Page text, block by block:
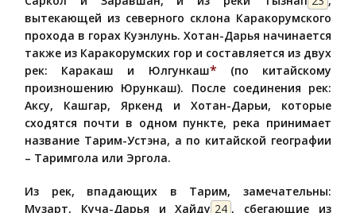
вытекающей из северного склона Каракорумского
прохода в горах Куэнлунь. Хотан-Дарья начинается
также из Каракорумских гор и составляется из двух
рек: Каракаш и Юлгункаш* (по китайскому
произношению Юрункаш). После соединения рек:
Аксу, Кашгар, Яркенд и Хотан-Дарьи, которые
сходятся почти в одном пункте, река принимает
название Тарим-Устэна, а по китайской географии
– Таримгола или Эргола.
Из рек, впадающих в Тарим, замечательны:
Музарт, Куча-Дарья и Хайду 24 , сбегающие из